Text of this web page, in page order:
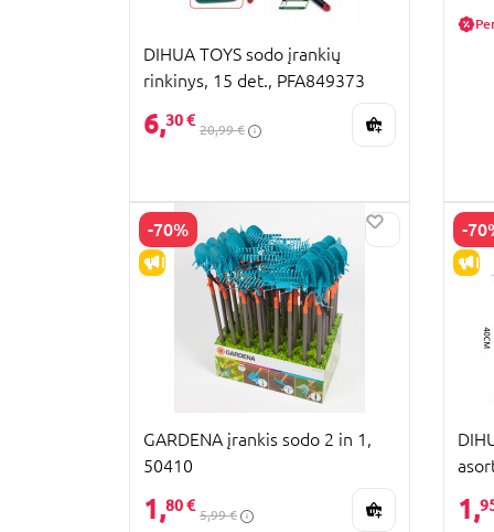
DIHUA TOYS sodo įrankių
rinkinys, 15 det., PFA849373
6,30 €
20,99 €
-70%
IŠPARDAVIMAS
GARDENA įrankis sodo 2 in 1,
50410
1,80 €
5,99 €
-
1,